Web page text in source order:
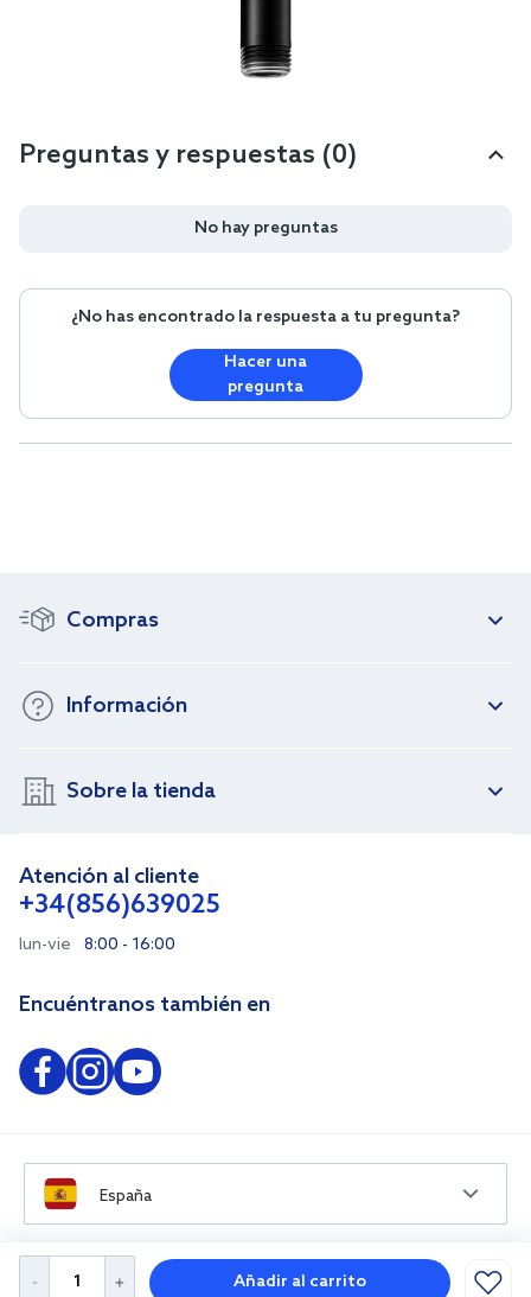
Añadir al carrito
Preguntas y respuestas (0)
No hay preguntas
¿No has encontrado la respuesta a tu pregunta?
Hacer una
pregunta
Compras
Información
Sobre la tienda
Atención al cliente
+34(856)639025
lun-vie 8:00 - 16:00
Encuéntranos también en
España